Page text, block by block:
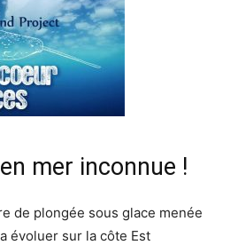
mer inconnue !
de plongée sous glace menée
évoluer sur la côte Est